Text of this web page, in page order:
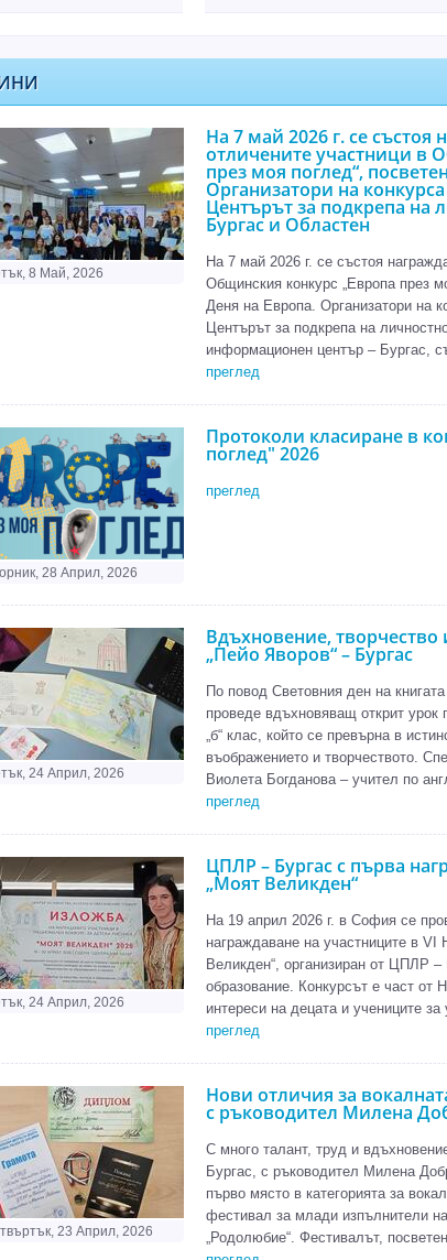
8 Май, 2026
На 7 май 2026 г. се състоя
отличените участници в
през моя поглед“,
Организатори на
Центърът за подкрепа на
Бургас и Областен
На 7 май 2026 г. се състоя
Общинския конкурс „Европа през
Деня на Европа. Организатори на
Центърът за подкрепа на
информационен център – Бургас,
преглед
28 Април, 2026
Протоколи класиране в
поглед" 2026
преглед
24 Април, 2026
Вдъхновение,
„Пейо Яворов“ – Бургас
По повод Световния ден на
проведе вдъхновяващ открит урок
„б“ клас, който се превърна в
въображението и творчеството.
Виолета Богданова – учител по
преглед
24 Април, 2026
ЦПЛР – Бургас с първа
„Моят Великден“
На 19 април 2026 г. в София се
награждаване на участниците в VI
Великден“, организиран от ЦПЛР –
образование. Конкурсът е част от
интереси на децата и учениците за
преглед
23 Април, 2026
Нови отличия за
с ръководител Милена
С много талант, труд и
Бургас, с ръководител Милена
първо място в категорията за
фестивал за млади изпълнители
„Родолюбие“. Фестивалът,